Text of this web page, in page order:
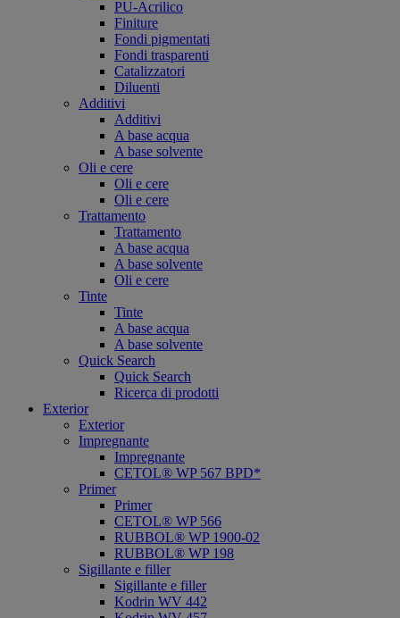
PU-Acrilico
Finiture
Fondi pigmentati
Fondi trasparenti
Catalizzatori
Diluenti
Additivi
Additivi
A base acqua
A base solvente
Oli e cere
Oli e cere
Oli e cere
Trattamento
Trattamento
A base acqua
A base solvente
Oli e cere
Tinte
Tinte
A base acqua
A base solvente
Quick Search
Quick Search
Ricerca di prodotti
Exterior
Exterior
Impregnante
Impregnante
CETOL® WP 567 BPD*
Primer
Primer
CETOL® WP 566
RUBBOL® WP 1900-02
RUBBOL® WP 198
Sigillante e filler
Sigillante e filler
Kodrin WV 442